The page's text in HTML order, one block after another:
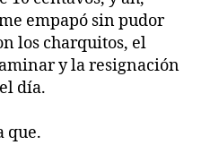
empapó sin pudor
los charquitos, el
y la resignación
día.
que.